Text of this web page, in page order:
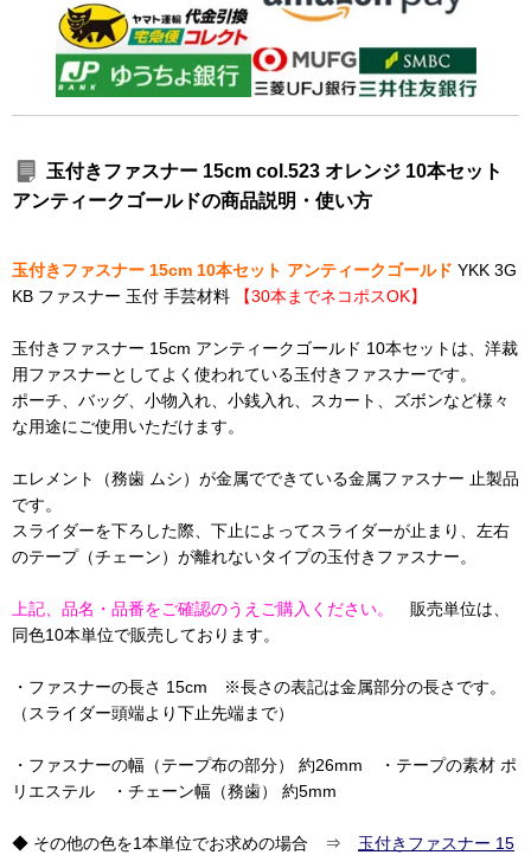
玉付きファスナー 15cm col.523 オレンジ 10本セット
アンティークゴールドの商品説明・使い方
玉付きファスナー 15cm 10本セット アンティークゴールド YKK 3G
KB ファスナー 玉付 手芸材料
【30本までネコポスOK】
玉付きファスナー 15cm アンティークゴールド 10本セットは、洋裁
用ファスナーとしてよく使われている玉付きファスナーです。
ポーチ、バッグ、小物入れ、小銭入れ、スカート、ズボンなど様々
な用途にご使用いただけます。
エレメント（務歯 ムシ）が金属でできている金属ファスナー 止製品
です。
スライダーを下ろした際、下止によってスライダーが止まり、左右
のテープ（チェーン）が離れないタイプの玉付きファスナー。
上記、品名・品番をご確認のうえご購入ください。
販売単位は、
同色10本単位で販売しております。
・ファスナーの長さ 15cm ※長さの表記は金属部分の長さです。
（スライダー頭端より下止先端まで）
・ファスナーの幅（テープ布の部分） 約26mm ・テープの素材 ポ
リエステル ・チェーン幅（務歯） 約5mm
◆ その他の色を1本単位でお求めの場合 ⇒ 玉付きファスナー 15